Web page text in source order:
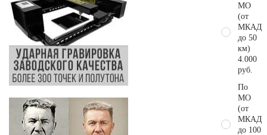
МО
(от
МКАД
до 50
км)
4.000
руб.
По
МО
(от
МКАД
до 100